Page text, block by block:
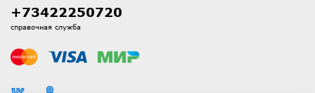
+73422250720
справочная служба